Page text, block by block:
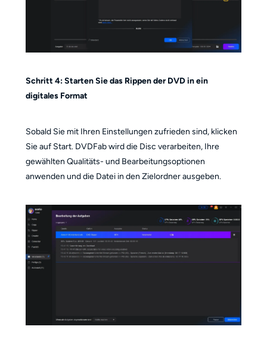
Schritt 4: Starten Sie das Rippen der DVD in ein
digitales Format
Sobald Sie mit Ihren Einstellungen zufrieden sind, klicken
Sie auf Start. DVDFab wird die Disc verarbeiten, Ihre
gewählten Qualitäts- und Bearbeitungsoptionen
anwenden und die Datei in den Zielordner ausgeben.